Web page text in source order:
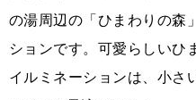
の湯周辺の「ひまわりの森
ションです。可愛らしいひ
イルミネーションは、小さ